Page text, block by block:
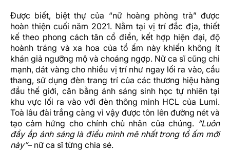
Được biết, biệt thự của “nữ hoàng phòng trà” được
hoàn thiện cuối năm 2021. Nằm tại vị trí đắc địa, thiết
kế theo phong cách tân cổ điển, kết hợp hiện đại, độ
hoành tráng và xa hoa của tổ ấm này khiến không ít
khán giả ngưỡng mộ và choáng ngợp. Nữ ca sĩ cũng chi
mạnh, dát vàng cho nhiều vị trí như ngay lối ra vào, cầu
thang, sử dụng đèn trang trí của các thương hiệu hàng
đầu thế giới, cân bằng ánh sáng sinh học tự nhiên tại
khu vực lối ra vào với đèn thông minh HCL của Lumi.
Toà lâu đài trắng càng vì vậy được tôn lên đường nét và
tạo cảm hứng cho chính chủ nhân của chúng.“Luôn
đầy ắp ánh sáng là điều mình mê nhất trong tổ ấm mới
này”– nữ ca sĩ từng chia sẻ.